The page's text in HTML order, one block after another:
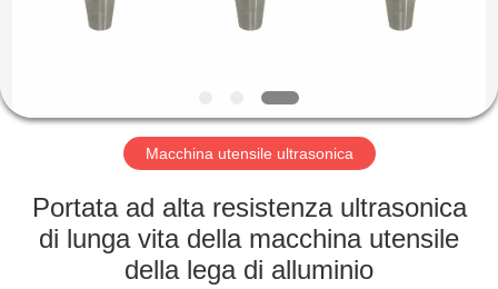
CIRCA
GIRO
FABBRICA
CONTROLLO
Macchina utensile ultrasonica
Portata ad alta resistenza ultrasonica
di lunga vita della macchina utensile
della lega di alluminio